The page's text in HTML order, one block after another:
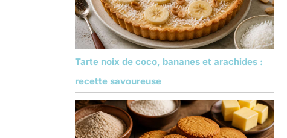
Tarte noix de coco, bananes et arachides :
recette savoureuse